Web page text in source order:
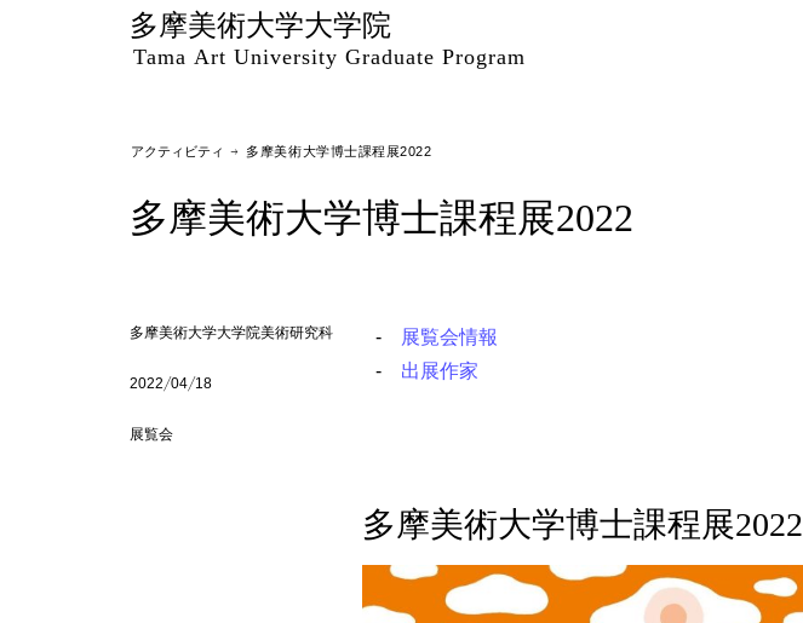
多摩美術大学大学院
Tama Art University Graduate Program
アクティビティ → 多摩美術大学博士課程展2022
多摩美術大学博士課程展2022
多摩美術大学大学院美術研究科
2022/04/18
展覧会
展覧会情報
出展作家
多摩美術大学博士課程展2022